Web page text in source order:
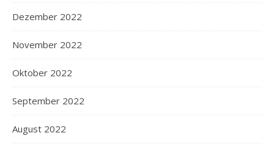
Dezember 2022
November 2022
Oktober 2022
September 2022
August 2022